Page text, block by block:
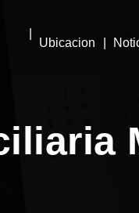
Ubicacion